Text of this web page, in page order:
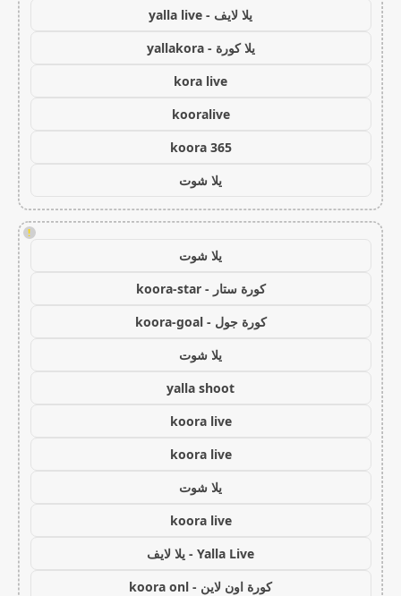
يلا لايف - yalla live
يلا كورة - yallakora
kora live
kooralive
koora 365
يلا شوت
!
يلا شوت
كورة ستار - koora-star
كورة جول - koora-goal
يلا شوت
yalla shoot
koora live
koora live
يلا شوت
koora live
Yalla Live - يلا لايف
كورة اون لاين - koora onl